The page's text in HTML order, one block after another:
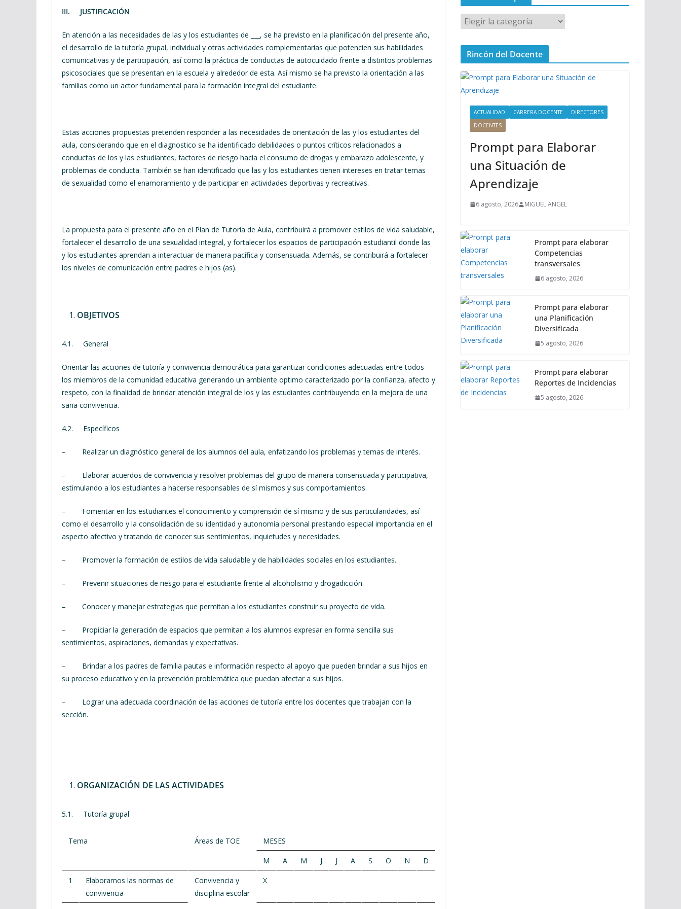
III. JUSTIFICACIÓN
En atención a las necesidades de las y los estudiantes de ___, se ha previsto en la planificación del presente año,
el desarrollo de la tutoría grupal, individual y otras actividades complementarias que potencien sus habilidades
comunicativas y de participación, así como la práctica de conductas de autocuidado frente a distintos problemas
psicosociales que se presentan en la escuela y alrededor de esta. Así mismo se ha previsto la orientación a las
familias como un actor fundamental para la formación integral del estudiante.
Estas acciones propuestas pretenden responder a las necesidades de orientación de las y los estudiantes del
aula, considerando que en el diagnostico se ha identificado debilidades o puntos críticos relacionados a
conductas de los y las estudiantes, factores de riesgo hacia el consumo de drogas y embarazo adolescente, y
problemas de conducta. También se han identificado que las y los estudiantes tienen intereses en tratar temas
de sexualidad como el enamoramiento y de participar en actividades deportivas y recreativas.
La propuesta para el presente año en el Plan de Tutoría de Aula, contribuirá a promover estilos de vida saludable,
fortalecer el desarrollo de una sexualidad integral, y fortalecer los espacios de participación estudiantil donde las
y los estudiantes aprendan a interactuar de manera pacífica y consensuada. Además, se contribuirá a fortalecer
los niveles de comunicación entre padres e hijos (as).
OBJETIVOS
4.1. General
Orientar las acciones de tutoría y convivencia democrática para garantizar condiciones adecuadas entre todos
los miembros de la comunidad educativa generando un ambiente optimo caracterizado por la confianza, afecto y
respeto, con la finalidad de brindar atención integral de los y las estudiantes contribuyendo en la mejora de una
sana convivencia.
4.2. Específicos
– Realizar un diagnóstico general de los alumnos del aula, enfatizando los problemas y temas de interés.
– Elaborar acuerdos de convivencia y resolver problemas del grupo de manera consensuada y participativa,
estimulando a los estudiantes a hacerse responsables de sí mismos y sus comportamientos.
– Fomentar en los estudiantes el conocimiento y comprensión de sí mismo y de sus particularidades, así
como el desarrollo y la consolidación de su identidad y autonomía personal prestando especial importancia en el
aspecto afectivo y tratando de conocer sus sentimientos, inquietudes y necesidades.
– Promover la formación de estilos de vida saludable y de habilidades sociales en los estudiantes.
– Prevenir situaciones de riesgo para el estudiante frente al alcoholismo y drogadicción.
– Conocer y manejar estrategias que permitan a los estudiantes construir su proyecto de vida.
– Propiciar la generación de espacios que permitan a los alumnos expresar en forma sencilla sus
sentimientos, aspiraciones, demandas y expectativas.
– Brindar a los padres de familia pautas e información respecto al apoyo que pueden brindar a sus hijos en
su proceso educativo y en la prevención problemática que puedan afectar a sus hijos.
– Lograr una adecuada coordinación de las acciones de tutoría entre los docentes que trabajan con la
sección.
ORGANIZACIÓN DE LAS ACTIVIDADES
5.1. Tutoría grupal
Tema Áreas de TOE MESES
M A M J J A S O N D
1
Elaboramos las normas de
convivencia
Convivencia y
disciplina escolar
X
M
e
n
P
i
Rincón del Docente
ACTUALIDAD CARRERA DOCENTE
DIRECTORES
DOCENTES
Prompt para Elaborar
una Situación de
Aprendizaje
6 agosto, 2026 MIGUEL ANGEL
Prompt para elaborar
Competencias
transversales
6 agosto, 2026
Prompt para elaborar
una Planificación
Diversificada
5 agosto, 2026
Prompt para elaborar
Reportes de Incidencias
5 agosto, 2026